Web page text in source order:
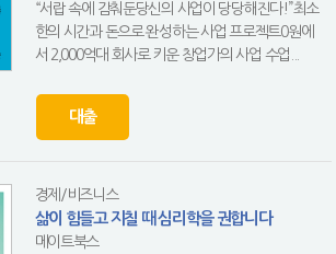
“서랍 속에 감춰둔당신의 사업이 당당해진다!”최소
한의 시간과 돈으로 완성하는 사업 프로젝트0원에
서 2,000억대 회사로 키운 창업가의 사업 수업...
대출
경제/비즈니스
삶이 힘들고 지칠 때 심리학을 권합니다
메이트북스